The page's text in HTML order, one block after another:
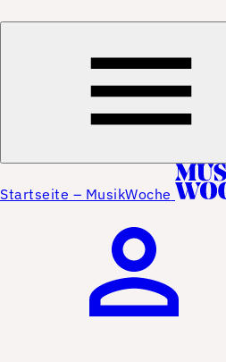
Startseite – MusikWoche